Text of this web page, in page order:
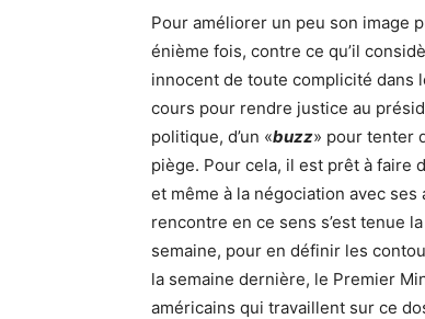
Pour améliorer un peu son image
énième fois, contre ce qu’il
innocent de toute complicité dans
cours pour rendre justice au
politique, d’un «buzz» pour tenter
piège. Pour cela, il est prêt à faire
et même à la négociation avec ses
rencontre en ce sens s’est tenue
semaine, pour en définir les
la semaine dernière, le Premier
américains qui travaillent sur ce